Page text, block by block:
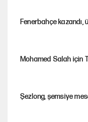
Fenerbahçe kazandı,
Mohamed Salah için
Şezlong, şemsiye